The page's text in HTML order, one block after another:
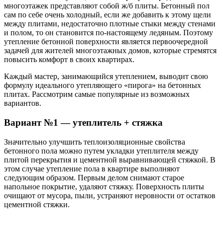
многоэтажек представляют собой ж/б плиты. Бетонный пол
сам по себе очень холодный, если же добавить к этому щели
между плитами, недостаточно плотные стыки между стенами
и полом, то он становится по-настоящему ледяным. Поэтому
утепление бетонной поверхности является первоочередной
задачей для жителей многоэтажных домов, которые стремятся
повысить комфорт в своих квартирах.
Каждый мастер, занимающийся утеплением, выводит свою
формулу идеального утепляющего «пирога» на бетонных
плитах. Рассмотрим самые популярные из возможных
вариантов.
Вариант №1 — утеплитель + стяжка
Значительно улучшить теплоизоляционные свойства
бетонного пола можно путем укладки утеплителя между
плитой перекрытия и цементной выравнивающей стяжкой. В
этом случае утепление пола в квартире выполняют
следующим образом. Первым делом снимают старое
напольное покрытие, удаляют стяжку. Поверхность плиты
очищают от мусора, пыли, устраняют неровности от остатков
цементной стяжки.